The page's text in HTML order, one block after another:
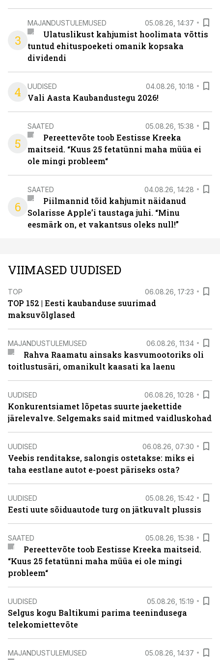
3
MAJANDUSTULEMUSED 05.08.26, 14:37
Ulatuslikust kahjumist hoolimata võttis
tuntud ehituspoeketi omanik kopsaka
dividendi
4 UUDISED 04.08.26, 10:18
Vali Aasta Kaubandustegu 2026!
5
SAATED 05.08.26, 15:38
Pereettevõte toob Eestisse Kreeka
maitseid. “Kuus 25 fetatünni maha müüa ei
ole mingi probleem“
6
SAATED 04.08.26, 14:28
Piilmannid tõid kahjumit näidanud
Solarisse Apple’i taustaga juhi. “Minu
eesmärk on, et vakantsus oleks null!”
VIIMASED UUDISED
TOP 06.08.26, 17:23
TOP 152 | Eesti kaubanduse suurimad
maksuvõlglased
MAJANDUSTULEMUSED 06.08.26, 11:34
Rahva Raamatu ainsaks kasvumootoriks oli
toitlustusäri, omanikult kaasati ka laenu
UUDISED 06.08.26, 10:28
Konkurentsiamet lõpetas suurte jaekettide
järelevalve. Selgemaks said mitmed vaidluskohad
UUDISED 06.08.26, 07:30
Veebis renditakse, salongis ostetakse: miks ei
taha eestlane autot e-poest päriseks osta?
UUDISED 05.08.26, 15:42
Eesti uute sõiduautode turg on jätkuvalt plussis
SAATED 05.08.26, 15:38
Pereettevõte toob Eestisse Kreeka maitseid.
“Kuus 25 fetatünni maha müüa ei ole mingi
probleem“
UUDISED 05.08.26, 15:19
Selgus kogu Baltikumi parima teenindusega
telekomiettevõte
MAJANDUSTULEMUSED 05.08.26, 14:37